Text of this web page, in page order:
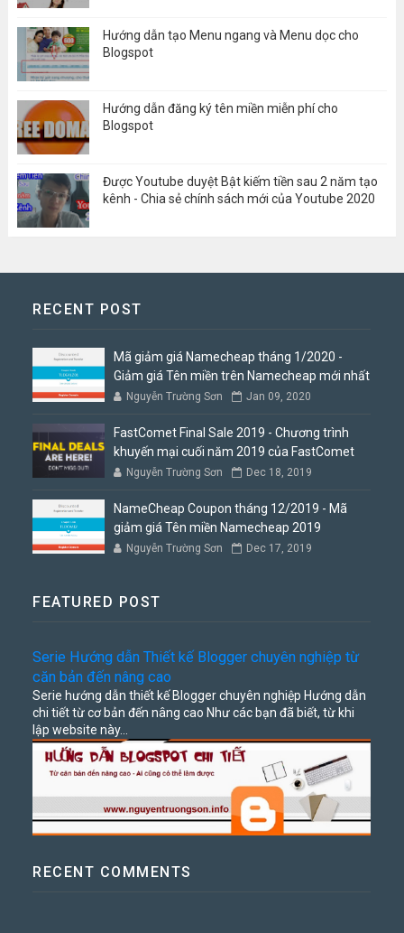
Hướng dẫn tạo Menu ngang và Menu dọc cho
Blogspot
Hướng dẫn đăng ký tên miền miễn phí cho
Blogspot
Được Youtube duyệt Bật kiếm tiền sau 2 năm tạo
kênh - Chia sẻ chính sách mới của Youtube 2020
RECENT POST
Mã giảm giá Namecheap tháng 1/2020 -
Giảm giá Tên miền trên Namecheap mới nhất
Nguyễn Trường Sơn Jan 09, 2020
FastComet Final Sale 2019 - Chương trình
khuyến mại cuối năm 2019 của FastComet
Nguyễn Trường Sơn Dec 18, 2019
NameCheap Coupon tháng 12/2019 - Mã
giảm giá Tên miền Namecheap 2019
Nguyễn Trường Sơn Dec 17, 2019
FEATURED POST
Serie Hướng dẫn Thiết kế Blogger chuyên nghiệp từ
căn bản đến nâng cao
Serie hướng dẫn thiết kế Blogger chuyên nghiệp Hướng dẫn
chi tiết từ cơ bản đến nâng cao Như các bạn đã biết, từ khi
lập website này...
RECENT COMMENTS